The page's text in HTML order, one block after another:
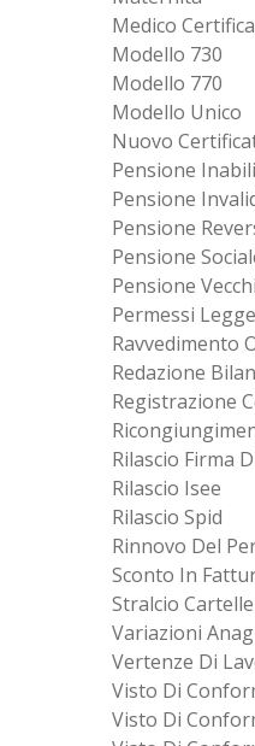
Medico
Modello 730
Modello 770
Modello Unico
Nuovo
Pensione
Pensione
Pensione
Pensione
Pensione
Permessi
Ravvedimento
Redazione
Registrazione
Rilascio Firma
Rilascio Isee
Rilascio Spid
Rinnovo Del
Sconto In
Stralcio
Variazioni
Vertenze Di
Visto Di
Visto Di